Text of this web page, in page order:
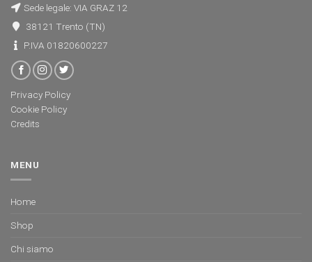
Sede legale: VIA GRAZ 12
38121 Trento (TN)
P.IVA 01820600227
Privacy Policy
Cookie Policy
Credits
MENU
Home
Shop
Chi siamo